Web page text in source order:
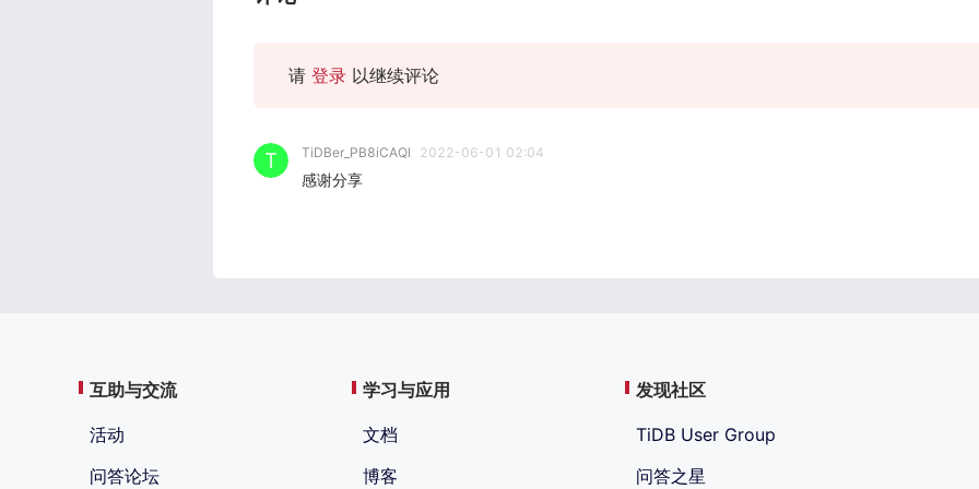
请 登录 以继续评论
TiDBer_PB8iCAQl 2022-06-01 02:04
感谢分享
互助与交流
活动
问答论坛
学习与应用
文档
博客
发现社区
TiDB User Group
问答之星